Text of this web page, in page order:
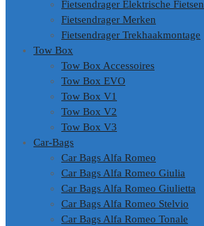
Fietsendrager Elektrische Fietsen
Fietsendrager Merken
Fietsendrager Trekhaakmontage
Tow Box
Tow Box Accessoires
Tow Box EVO
Tow Box V1
Tow Box V2
Tow Box V3
Car-Bags
Car Bags Alfa Romeo
Car Bags Alfa Romeo Giulia
Car Bags Alfa Romeo Giulietta
Car Bags Alfa Romeo Stelvio
Car Bags Alfa Romeo Tonale